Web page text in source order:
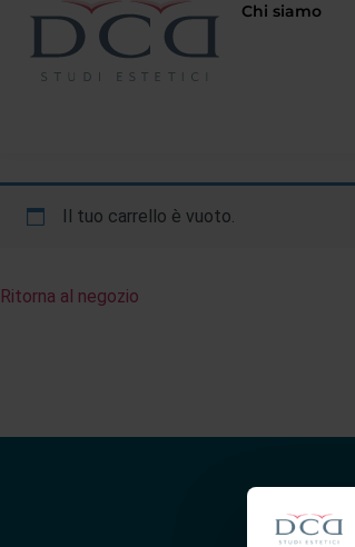
Chi siamo
Il tuo carrello è vuoto.
Ritorna al negozio